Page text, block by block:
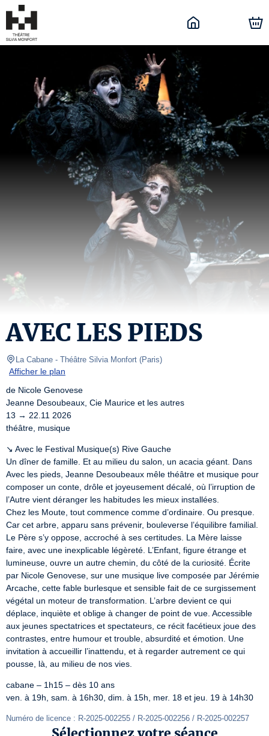
AVEC LES PIEDS
La Cabane - Théâtre Silvia Monfort (Paris)
Afficher le plan
de Nicole Genovese
Jeanne Desoubeaux, Cie Maurice et les autres
13 → 22.11 2026
théâtre, musique
↘ Avec le Festival Musique(s) Rive Gauche
Un dîner de famille. Et au milieu du salon, un acacia géant. Dans
Avec les pieds, Jeanne Desoubeaux mêle théâtre et musique pour
composer un conte, drôle et joyeusement décalé, où l’irruption de
l’Autre vient déranger les habitudes les mieux installées.
Chez les Moute, tout commence comme d’ordinaire. Ou presque.
Car cet arbre, apparu sans prévenir, bouleverse l’équilibre familial.
Le Père s’y oppose, accroché à ses certitudes. La Mère laisse
faire, avec une inexplicable légèreté. L’Enfant, figure étrange et
lumineuse, ouvre un autre chemin, du côté de la curiosité. Écrite
par Nicole Genovese, sur une musique live composée par Jérémie
Arcache, cette fable burlesque et sensible fait de ce surgissement
végétal un moteur de transformation. L’arbre devient ce qui
déplace, inquiète et oblige à changer de point de vue. Accessible
aux jeunes spectatrices et spectateurs, ce récit facétieux joue des
contrastes, entre humour et trouble, absurdité et émotion. Une
invitation à accueillir l’inattendu, et à regarder autrement ce qui
pousse, là, au milieu de nos vies.
cabane – 1h15 – dès 10 ans
ven. à 19h, sam. à 16h30, dim. à 15h, mer. 18 et jeu. 19 à 14h30
Numéro de licence : R-2025-002255 / R-2025-002256 / R-2025-002257